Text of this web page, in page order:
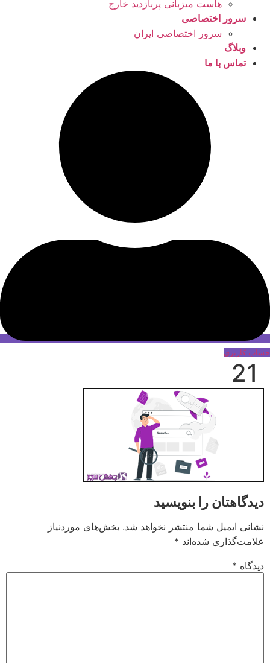
هاست میزبانی پربازدید خارج
سرور اختصاصی
سرور اختصاصی ایران
وبلاگ
تماس با ما
حساب کاربری
21
دیدگاهتان را بنویسید
نشانی ایمیل شما منتشر نخواهد شد. بخش‌های موردنیاز
علامت‌گذاری شده‌اند *
دیدگاه *